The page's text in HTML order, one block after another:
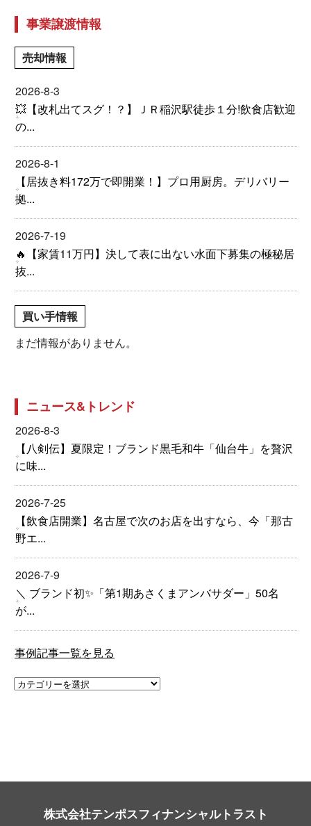
事業譲渡情報
売却情報
2026-8-3
💥【改札出てスグ！？】ＪＲ稲沢駅徒歩１分!飲食店歓迎
の...
2026-8-1
【居抜き料172万で即開業！】プロ用厨房。デリバリー
拠...
2026-7-19
🔥【家賃11万円】決して表に出ない水面下募集の極秘居
抜...
買い手情報
まだ情報がありません。
ニュース&トレンド
2026-8-3
【八剣伝】夏限定！ブランド黒毛和牛「仙台牛」を贅沢
に味...
2026-7-25
【飲食店開業】名古屋で次のお店を出すなら、今「那古
野エ...
2026-7-9
＼ ブランド初✨「第1期あさくまアンバサダー」50名
が...
事例記事一覧を見る
株式会社テンポスフィナンシャルトラスト